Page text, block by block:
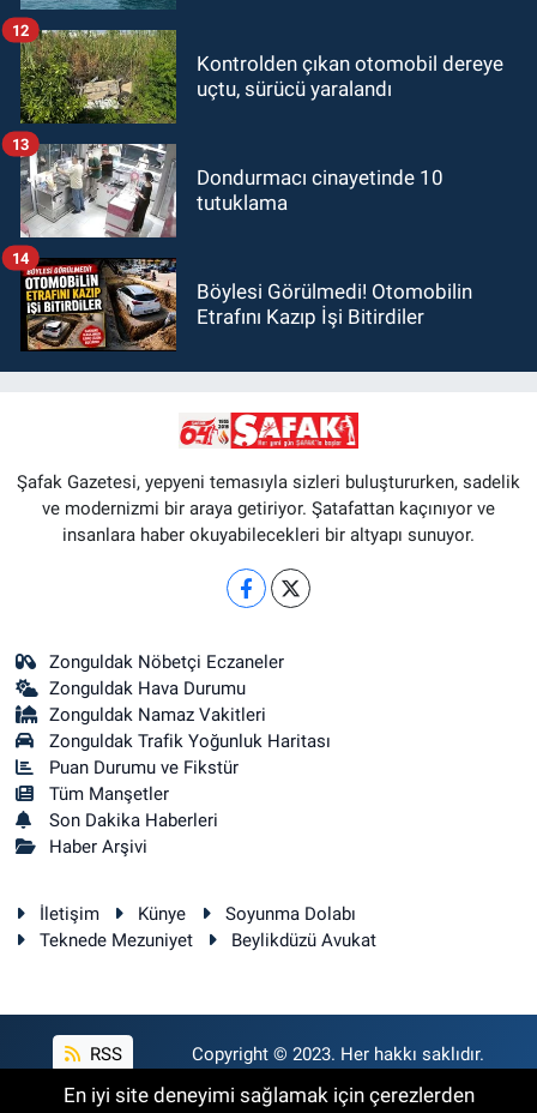
Kontrolden çıkan otomobil dereye
uçtu, sürücü yaralandı
12
Dondurmacı cinayetinde 10
tutuklama
13
Böylesi Görülmedi! Otomobilin
Etrafını Kazıp İşi Bitirdiler
14
Şafak Gazetesi, yepyeni temasıyla sizleri buluştururken, sadelik
ve modernizmi bir araya getiriyor. Şatafattan kaçınıyor ve
insanlara haber okuyabilecekleri bir altyapı sunuyor.
Zonguldak Nöbetçi Eczaneler
Zonguldak Hava Durumu
Zonguldak Namaz Vakitleri
Zonguldak Trafik Yoğunluk Haritası
Puan Durumu ve Fikstür
Tüm Manşetler
Son Dakika Haberleri
Haber Arşivi
İletişim Künye
Soyunma Dolabı
Teknede Mezuniyet
Beylikdüzü Avukat
RSS Copyright © 2023. Her hakkı saklıdır.
En iyi site deneyimi sağlamak için çerezlerden